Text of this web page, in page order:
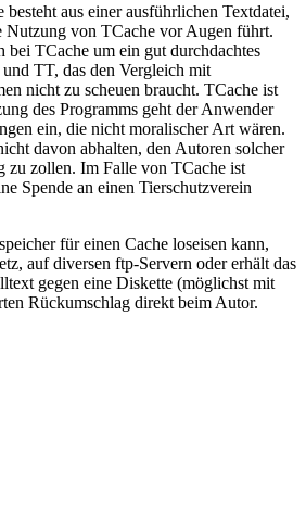
aus einer ausführlichen Textdatei,
Nutzung von TCache vor Augen führt.
bei TCache um ein gut durchdachtes
TT, das den Vergleich mit
nicht zu scheuen braucht. TCache ist
des Programms geht der Anwender
ein, die nicht moralischer Art wären.
davon abhalten, den Autoren solcher
zu zollen. Im Falle von TCache ist
Spende an einen Tierschutzverein
für einen Cache loseisen kann,
auf diversen ftp-Servern oder erhält das
gegen eine Diskette (möglichst mit
Rückumschlag direkt beim Autor.